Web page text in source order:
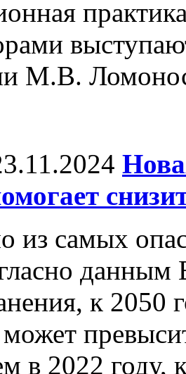
М.В.
из самых
данным
к 2050
в 2022 году,